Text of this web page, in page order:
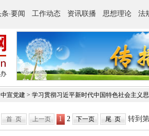
中宣党建 > 学习贯彻习近平新时代中国特色社会主义
首 页 上一页 1 2 下一页 尾 页 转到